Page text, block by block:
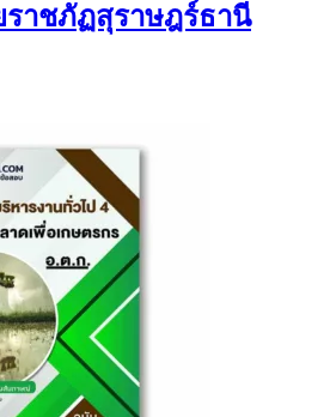
าชภัฏสุราษฎร์ธานี